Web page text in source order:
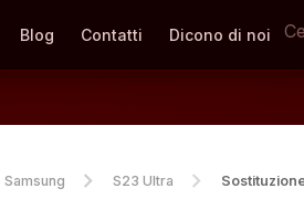
Blog Contatti Dicono di noi
Samsung S23 Ultra